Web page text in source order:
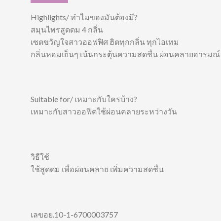
Highlights/ ทำไมของมันต้องมี?
สมุนไพรสูดดม 4 กลิ่น
เซตขวัญใจสาวออฟฟิศ ฮิตทุกกลิ่น ทุกไอเทม
กลิ่นหอมเย็นๆ เน้นกระตุ้นความสดชื่น ผ่อนคลายอารมณ์
Suitable for/ เหมาะกับใครบ้าง?
เหมาะกับสาวออฟิตใช้ผ่อนคลายระหว่างวัน
วิธีใช้
ใช้สูดดม เพื่อผ่อนคลาย เพิ่มความสดชื่น
เลขอย.10-1-6700003757